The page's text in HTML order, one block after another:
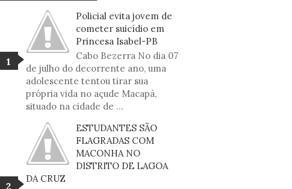
Policial evita jovem de
cometer suicídio em
Princesa Isabel-PB
Cabo Bezerra No dia 07
de julho do decorrente ano, uma
adolescente tentou tirar sua
própria vida no açude Macapá,
situado na cidade de ...
ESTUDANTES SÃO
FLAGRADAS COM
MACONHA NO
DISTRITO DE LAGOA
DA CRUZ